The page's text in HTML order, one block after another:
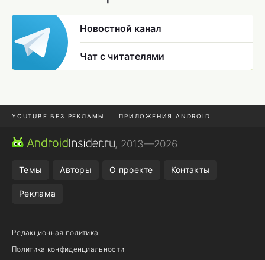
Новостной канал
Чат с читателями
YOUTUBE БЕЗ РЕКЛАМЫ ПРИЛОЖЕНИЯ ANDROID
МЕССЕНДЖЕРЫ ONE UI 8.5
, 2013—2026
Темы Авторы О проекте Контакты
Реклама
Редакционная политика
Политика конфиденциальности